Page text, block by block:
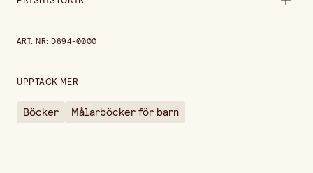
ART. NR:D694-0000
UPPTÄCK MER
Böcker Målarböcker för barn